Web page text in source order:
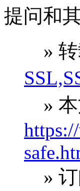
提问和
» 转
» 本
» 订